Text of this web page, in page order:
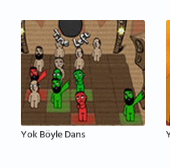
Yok Böyle Dans